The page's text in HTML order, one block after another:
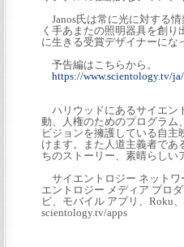
Janos氏は常に光に対する
く手あまたの照明器具を創
に生きる受賞デザイナーにな
予告編はこちらから。
https://www.scientology.tv/
ハリウッドにあるサイエン
動、人権のためのプログラム
ビジョンを擁護している自
けます。また人道主義者であ
ちのストーリー、素晴らしい
サイエントロジー ネットワ
エントロジー メディア プロ
ビ、モバイル アプリ、Roku
scientology.tv/apps